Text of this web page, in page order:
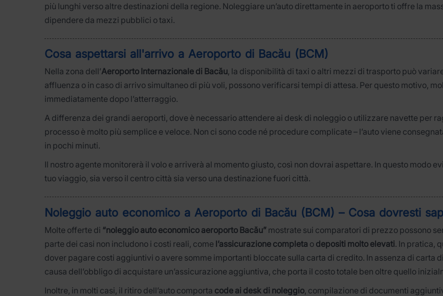
più lunghi verso altre destinazioni della regione. Noleggiare un’auto direttamente in aeroporto ti offre la
dipendere da mezzi pubblici o taxi.
Cosa aspettarsi all'arrivo a Aeroporto di Bacău (BCM)
Nella zona dell’Aeroporto Internazionale di Bacău, la disponibilità di taxi o altri mezzi di trasporto può
affluenza o in caso di arrivo simultaneo di più voli, possono verificarsi tempi di attesa. Per questo motivo,
immediatamente dopo l’atterraggio.
A differenza dei grandi aeroporti, dove è necessario attendere ai desk di noleggio o utilizzare navette per
processo è molto più semplice e veloce. Non ci sono code né procedure complicate – l’auto viene
in pochi minuti.
Il nostro agente monitorerà il volo e arriverà al momento giusto, così non dovrai aspettare. In questo modo
tuo viaggio, sia verso il centro città sia verso una destinazione fuori città.
Noleggio auto economico a Aeroporto di Bacău (BCM) – Cosa dovresti
Molte offerte di “noleggio auto economico aeroporto Bacău” mostrate sui comparatori di prezzo possono
parte dei casi non includono i costi reali, come l’assicurazione completa o depositi molto elevati. In pratica,
dover pagare costi aggiuntivi o avere somme importanti bloccate sulla carta di credito. In assenza di carta
causa dell’obbligo di acquistare un’assicurazione aggiuntiva, che porta il costo totale ben oltre quello
Inoltre, in molti casi, il ritiro dell’auto comporta code ai desk di noleggio, compilazione di documenti